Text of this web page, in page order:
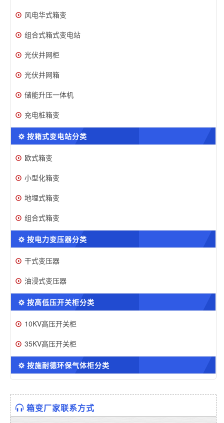
风电华式箱变
组合式箱式变电站
光伏并网柜
光伏并网箱
储能升压一体机
充电桩箱变
按箱式变电站分类
欧式箱变
小型化箱变
地埋式箱变
组合式箱变
按电力变压器分类
干式变压器
油浸式变压器
按高低压开关柜分类
10KV高压开关柜
35KV高压开关柜
按施耐德环保气体柜分类
箱变厂家联系方式